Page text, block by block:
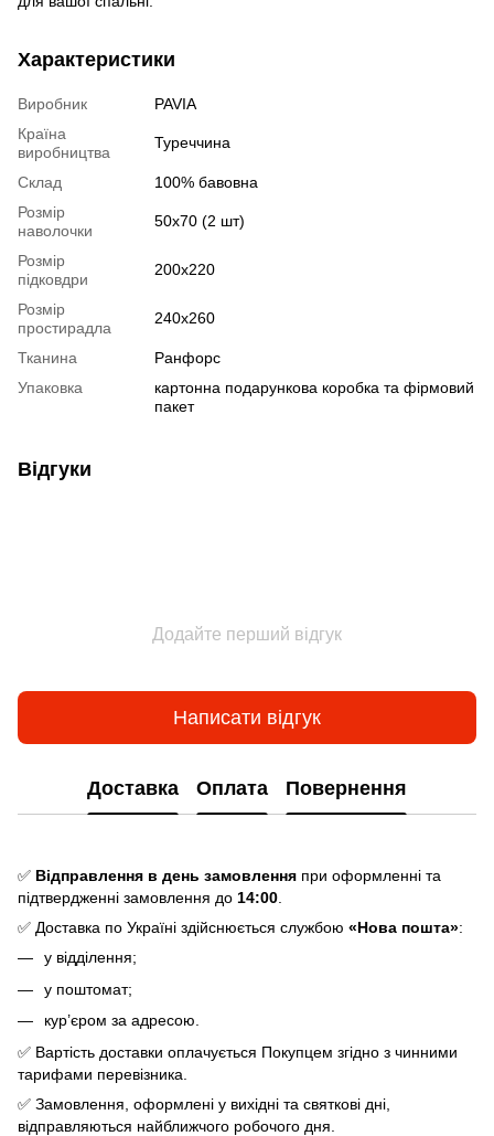
Характеристики
Виробник
PAVIA
Країна
виробництва
Туреччина
Склад
100% бавовна
Розмір
наволочки
50х70 (2 шт)
Розмір
підковдри
200х220
Розмір
простирадла
240х260
Тканина
Ранфорс
Упаковка
картонна подарункова коробка та фірмовий
пакет
Відгуки
Додайте перший відгук
Написати відгук
Доставка Оплата Повернення
✅ Відправлення в день замовлення при оформленні та
підтвердженні замовлення до 14:00.
✅ Доставка по Україні здійснюється службою «Нова пошта»:
у відділення;
у поштомат;
кур’єром за адресою.
✅ Вартість доставки оплачується Покупцем згідно з чинними
тарифами перевізника.
✅ Замовлення, оформлені у вихідні та святкові дні,
відправляються найближчого робочого дня.